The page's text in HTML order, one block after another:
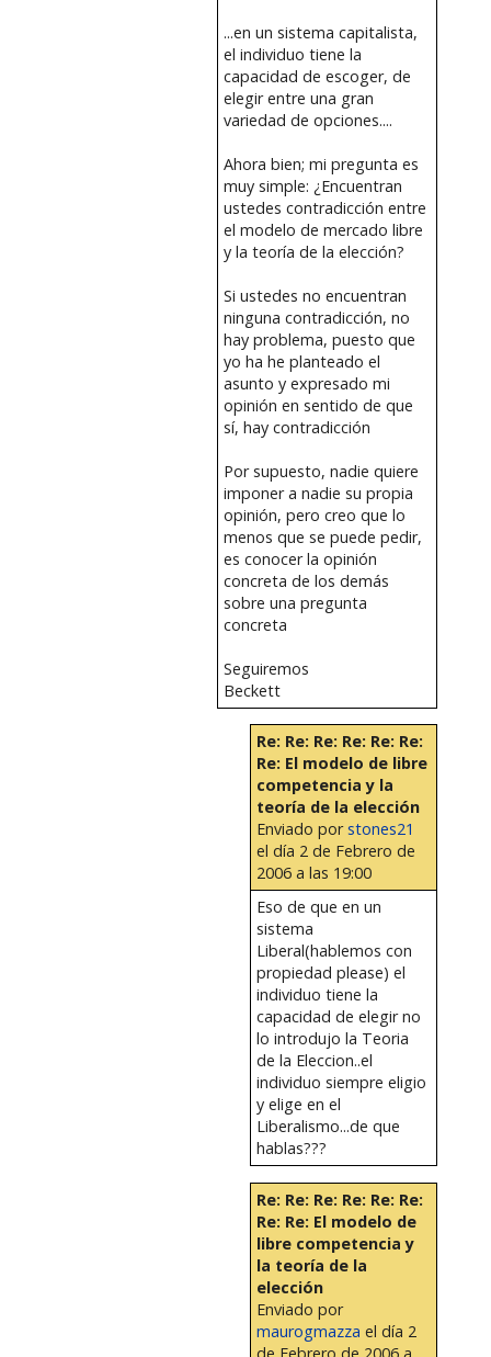
...en un sistema capitalista,
el individuo tiene la
capacidad de escoger, de
elegir entre una gran
variedad de opciones....
Ahora bien; mi pregunta es
muy simple: ¿Encuentran
ustedes contradicción entre
el modelo de mercado libre
y la teoría de la elección?
Si ustedes no encuentran
ninguna contradicción, no
hay problema, puesto que
yo ha he planteado el
asunto y expresado mi
opinión en sentido de que
sí, hay contradicción
Por supuesto, nadie quiere
imponer a nadie su propia
opinión, pero creo que lo
menos que se puede pedir,
es conocer la opinión
concreta de los demás
sobre una pregunta
concreta
Seguiremos
Beckett
Re: Re: Re: Re: Re: Re:
Re: El modelo de libre
competencia y la
teoría de la elección
Enviado porstones21
el día 2 de Febrero de
2006 a las 19:00
Eso de que en un
sistema
Liberal(hablemos con
propiedad please) el
individuo tiene la
capacidad de elegir no
lo introdujo la Teoria
de la Eleccion..el
individuo siempre eligio
y elige en el
Liberalismo...de que
hablas???
Re: Re: Re: Re: Re: Re:
Re: Re: El modelo de
libre competencia y
la teoría de la
elección
Enviado por
maurogmazza el día 2
de Febrero de 2006 a